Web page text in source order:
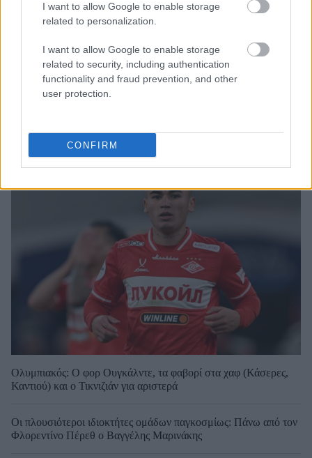
I want to allow Google to enable storage
related to personalization.
I want to allow Google to enable storage
related to security, including authentication
functionality and fraud prevention, and other
user protection.
CONFIRM
BEST OF INTERNET
Ολυμπιακός: Ο φορ Ουγκάλντε, τα φαβορί στα χαφ (Κάσερες,
Καντιού) και ο Τικνιζιάν για αριστερά
Οι πλουσιότεροι ιδιοκτήτες ομάδων παγκοσμίως: Πάνω από τον
Φλορεντίνο Πέρεθ ο Βαγγέλης Μαρινάκης